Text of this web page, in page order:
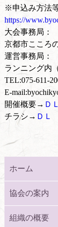
※申込み方法
https://
大会事務局：
京都市こころ
運営事務局：
ランニング内
TEL:075-611-
E-
開催概要→ ＤＬ
チラシ→ ＤＬ
ホーム
協会の案内
組織の概要